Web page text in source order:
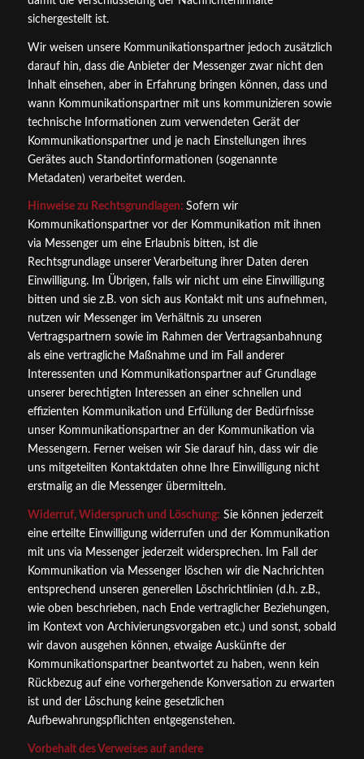
sichergestellt ist.
Wir weisen unsere Kommunikationspartner jedoch zusätzlich
darauf hin, dass die Anbieter der Messenger zwar nicht den
Inhalt einsehen, aber in Erfahrung bringen können, dass und
wann Kommunikationspartner mit uns kommunizieren sowie
technische Informationen zum verwendeten Gerät der
Kommunikationspartner und je nach Einstellungen ihres
Gerätes auch Standortinformationen (sogenannte
Metadaten) verarbeitet werden.
Hinweise zu Rechtsgrundlagen: Sofern wir
Kommunikationspartner vor der Kommunikation mit ihnen
via Messenger um eine Erlaubnis bitten, ist die
Rechtsgrundlage unserer Verarbeitung ihrer Daten deren
Einwilligung. Im Übrigen, falls wir nicht um eine Einwilligung
bitten und sie z.B. von sich aus Kontakt mit uns aufnehmen,
nutzen wir Messenger im Verhältnis zu unseren
Vertragspartnern sowie im Rahmen der Vertragsanbahnung
als eine vertragliche Maßnahme und im Fall anderer
Interessenten und Kommunikationspartner auf Grundlage
unserer berechtigten Interessen an einer schnellen und
effizienten Kommunikation und Erfüllung der Bedürfnisse
unser Kommunikationspartner an der Kommunikation via
Messengern. Ferner weisen wir Sie darauf hin, dass wir die
uns mitgeteilten Kontaktdaten ohne Ihre Einwilligung nicht
erstmalig an die Messenger übermitteln.
Widerruf, Widerspruch und Löschung: Sie können jederzeit
eine erteilte Einwilligung widerrufen und der Kommunikation
mit uns via Messenger jederzeit widersprechen. Im Fall der
Kommunikation via Messenger löschen wir die Nachrichten
entsprechend unseren generellen Löschrichtlinien (d.h. z.B.,
wie oben beschrieben, nach Ende vertraglicher Beziehungen,
im Kontext von Archivierungsvorgaben etc.) und sonst, sobald
wir davon ausgehen können, etwaige Auskünfte der
Kommunikationspartner beantwortet zu haben, wenn kein
Rückbezug auf eine vorhergehende Konversation zu erwarten
ist und der Löschung keine gesetzlichen
Aufbewahrungspflichten entgegenstehen.
Vorbehalt des Verweises auf andere